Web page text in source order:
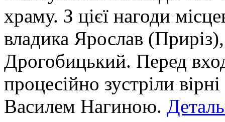
храму. З цієї нагоди
владика Ярослав
Дрогобицький. Перед
процесійно зустріли
Василем Нагиною.